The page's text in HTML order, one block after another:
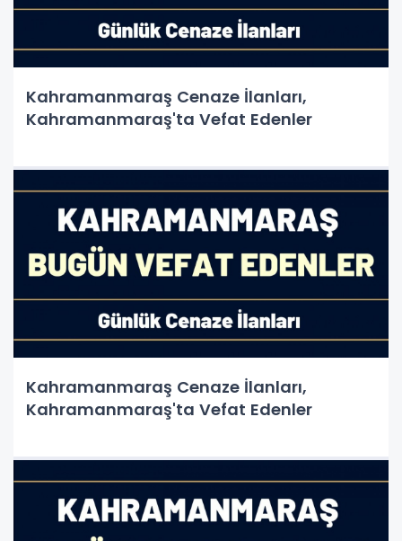
Kahramanmaraş Cenaze İlanları,
Kahramanmaraş'ta Vefat Edenler
Kahramanmaraş Cenaze İlanları,
Kahramanmaraş'ta Vefat Edenler